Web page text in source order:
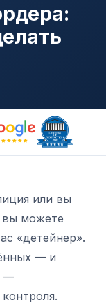
или вы
вы можете
«детейнер».
— и
—